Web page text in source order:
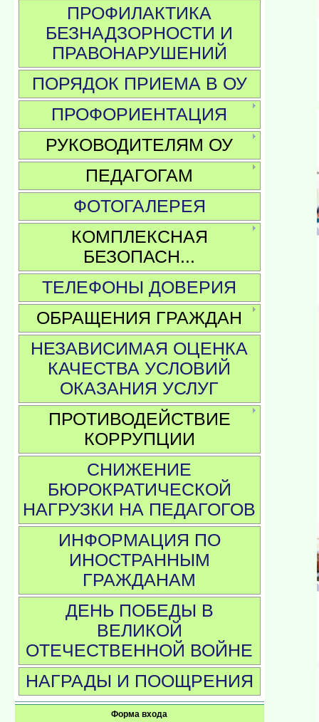
ПРОФИЛАКТИКА
БЕЗНАДЗОРНОСТИ И
ПРАВОНАРУШЕНИЙ
ПОРЯДОК ПРИЕМА В ОУ
ПРОФОРИЕНТАЦИЯ
РУКОВОДИТЕЛЯМ ОУ
ПЕДАГОГАМ
ФОТОГАЛЕРЕЯ
КОМПЛЕКСНАЯ
БЕЗОПАСН...
ТЕЛЕФОНЫ ДОВЕРИЯ
ОБРАЩЕНИЯ ГРАЖДАН
НЕЗАВИСИМАЯ ОЦЕНКА
КАЧЕСТВА УСЛОВИЙ
ОКАЗАНИЯ УСЛУГ
ПРОТИВОДЕЙСТВИЕ
КОРРУПЦИИ
СНИЖЕНИЕ
БЮРОКРАТИЧЕСКОЙ
НАГРУЗКИ НА ПЕДАГОГОВ
ИНФОРМАЦИЯ ПО
ИНОСТРАННЫМ
ГРАЖДАНАМ
ДЕНЬ ПОБЕДЫ В
ВЕЛИКОЙ
ОТЕЧЕСТВЕННОЙ ВОЙНЕ
НАГРАДЫ И ПООЩРЕНИЯ
Форма входа